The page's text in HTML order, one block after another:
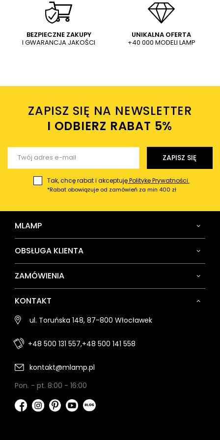
Dodaj własne zdjęcie produktu:
Twoje imię
Twój email
BEZPIECZNE ZAKUPY
I GWARANCJA JAKOŚCI
UNIKALNA OFERTA
+40 000 MODELI LAMP
ZAPISZ SIĘ NA NEWSLETTER
I ODBIERZ RABAT 5%ㅤ
ZAPISZ SIĘ
Tak, chcę rabat i akceptujęPolitykę Prywatności.
*Rabat obowiązuje od zamówień za min 400 zł
MLAMP
OBSŁUGA KLIENTA
ZAMÓWIENIA
KONTAKT
ul. Toruńska 148, 87-800 Włocławek
+48 500 131 557,+48 500 141 558
kontakt@mlamp.pl
Pon. - pt. 8:00 - 16:00